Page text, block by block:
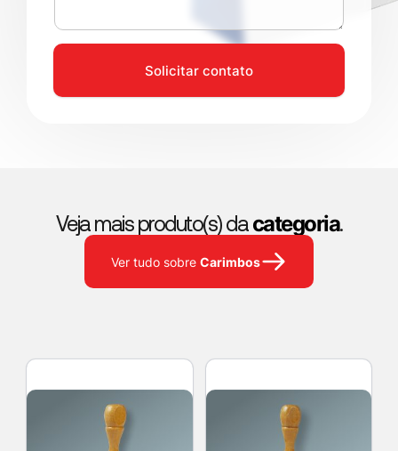
Solicitar contato
Veja mais produto(s) dacategoria.
Ver tudo sobre Carimbos